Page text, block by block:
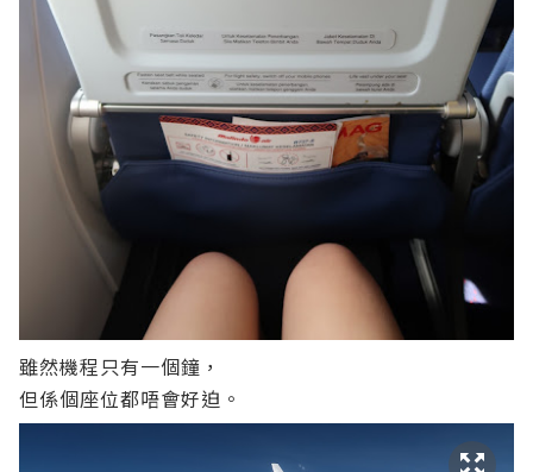
雖然機程只有一個鐘，
但係個座位都唔會好迫。